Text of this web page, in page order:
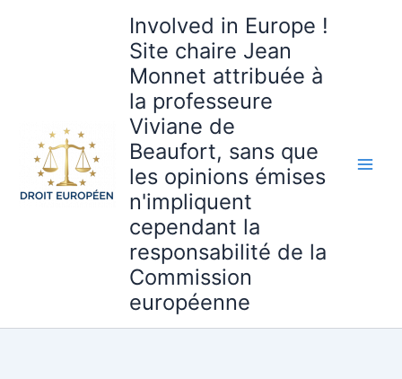
Involved in Europe !
Site chaire Jean
Monnet attribuée à
la professeure
Viviane de
Beaufort, sans que
les opinions émises
n'impliquent
cependant la
responsabilité de la
Commission
européenne